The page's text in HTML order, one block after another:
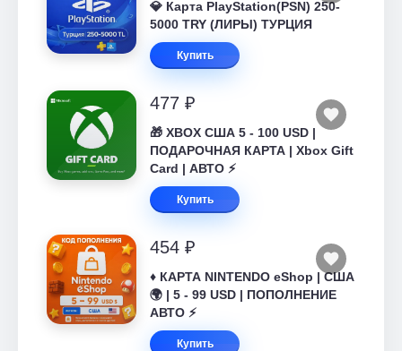
💎 Карта PlayStation(PSN) 250-
5000 TRY (ЛИРЫ) ТУРЦИЯ
Купить
477 ₽
🎁 XBOX США 5 - 100 USD |
ПОДАРОЧНАЯ КАРТА | Xbox Gift
Card | АВТО ⚡
Купить
454 ₽
♦️ КАРТА NINTENDO eShop | США
🌍 | 5 - 99 USD | ПОПОЛНЕНИЕ
АВТО ⚡
Купить